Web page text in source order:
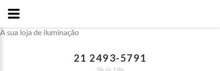
A sua loja de iluminação
21 2493-5791